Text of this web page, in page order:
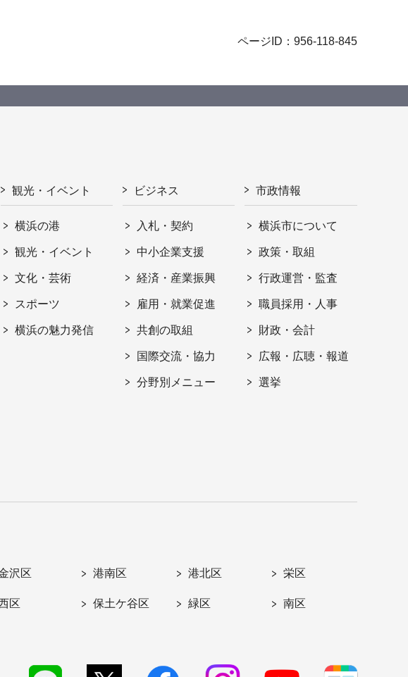
ページID：956-118-845
観光・イベント
横浜の港
観光・イベント
文化・芸術
スポーツ
横浜の魅力発信
ビジネス
入札・契約
中小企業支援
経済・産業振興
雇用・就業促進
共創の取組
国際交流・協力
分野別メニュー
市政情報
横浜市について
政策・取組
行政運営・監査
職員採用・人事
財政・会計
広報・広聴・報道
選挙
沢区 港南区 港北区 栄区
区 保土ケ谷区 緑区 南区